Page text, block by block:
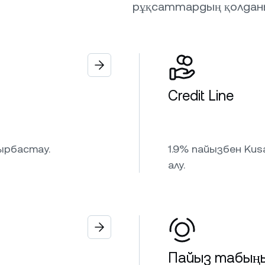
рұқсаттардың
Credit Line
1.9% пайызбен
алу.
Пайыз